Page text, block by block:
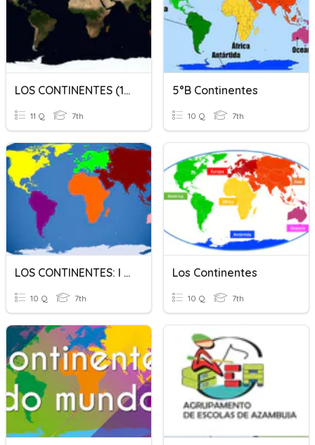
LOS CONTINENTES (1º ESO Gª Hª) T.3.
11 Q 7th
5°B Continentes
10 Q 7th
LOS CONTINENTES: I PARTE
10 Q 7th
Los Continentes
10 Q 7th